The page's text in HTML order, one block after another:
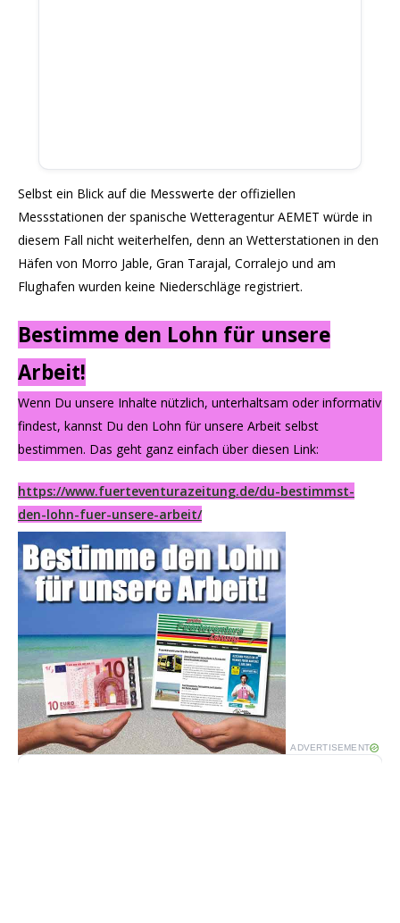
Selbst ein Blick auf die Messwerte der offiziellen
Messstationen der spanische Wetteragentur AEMET würde in
diesem Fall nicht weiterhelfen, denn an Wetterstationen in den
Häfen von Morro Jable, Gran Tarajal, Corralejo und am
Flughafen wurden keine Niederschläge registriert.
Bestimme den Lohn für unsere
Arbeit!
Wenn Du unsere Inhalte nützlich, unterhaltsam oder informativ
findest, kannst Du den Lohn für unsere Arbeit selbst
bestimmen. Das geht ganz einfach über diesen Link:
https://www.fuerteventurazeitung.de/du-bestimmst-
den-lohn-fuer-unsere-arbeit/
ADVERTISEMENT